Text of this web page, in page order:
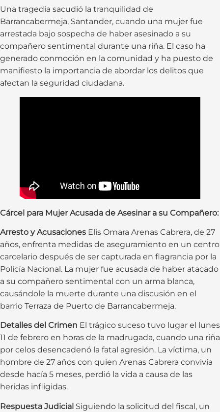
Una tragedia sacudió la tranquilidad de
Barrancabermeja, Santander, cuando una mujer fue
arrestada bajo sospecha de haber asesinado a su
compañero sentimental durante una riña. El caso ha
generado conmoción en la comunidad y ha puesto de
manifiesto la importancia de abordar los delitos que
afectan la seguridad ciudadana.
Cárcel para Mujer Acusada de Asesinar a su Compañero:
Arresto y Acusaciones Elis Omara Arenas Cabrera, de 27
años, enfrenta medidas de aseguramiento en un centro
carcelario después de ser capturada en flagrancia por la
Policía Nacional. La mujer fue acusada de haber atacado
a su compañero sentimental con un arma blanca,
causándole la muerte durante una discusión en el
barrio Terraza de Puerto de Barrancabermeja.
Detalles del Crimen El trágico suceso tuvo lugar el lunes
11 de febrero en horas de la madrugada, cuando una riña
por celos desencadenó la fatal agresión. La víctima, un
hombre de 27 años con quien Arenas Cabrera convivía
desde hacía 5 meses, perdió la vida a causa de las
heridas infligidas.
Respuesta Judicial Siguiendo la solicitud del fiscal, un